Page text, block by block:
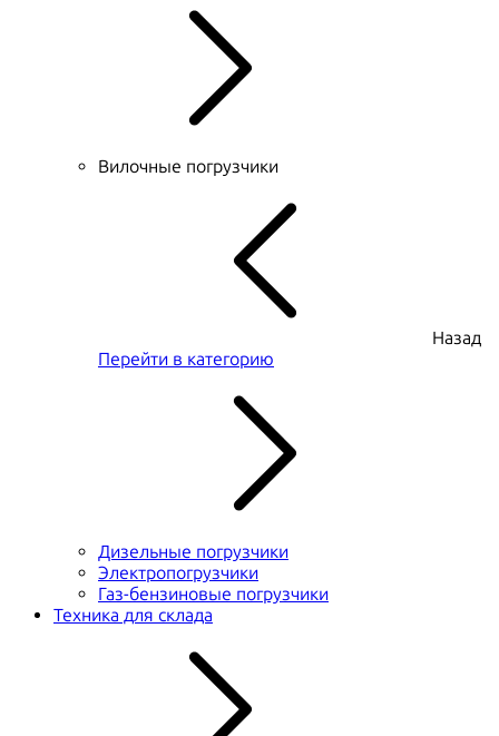
Вилочные погрузчики
Назад
Перейти в категорию
Дизельные погрузчики
Электропогрузчики
Газ-бензиновые погрузчики
Техника для склада